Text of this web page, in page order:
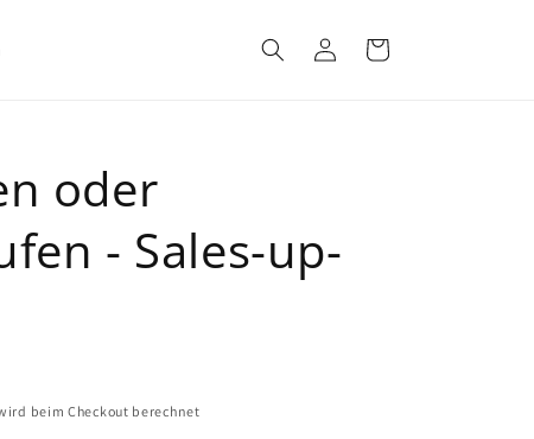
EinloggenWarenkorb
oder
- Sales-up-
beim Checkout berechnet